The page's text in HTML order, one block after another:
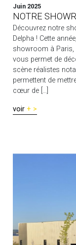
Juin 2025
NOTRE
Découvrez notre
Delpha ! Cette
showroom à
vous permet de
scène réalistes
permettent de
cœur de […]
voir